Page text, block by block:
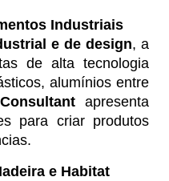
Industriais
e de design, a
de alta tecnologia
alumínios entre
apresenta
para criar produtos
e Habitat